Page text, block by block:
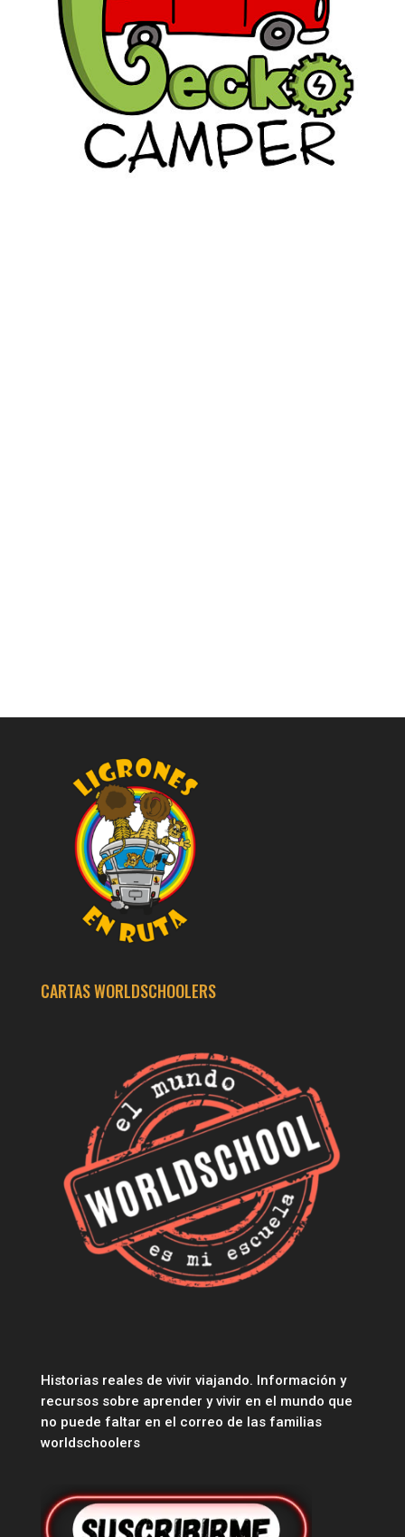
CARTAS WORLDSCHOOLERS
Historias reales de vivir viajando. Información y
recursos sobre aprender y vivir en el mundo que
no puede faltar en el correo de las familias
worldschoolers